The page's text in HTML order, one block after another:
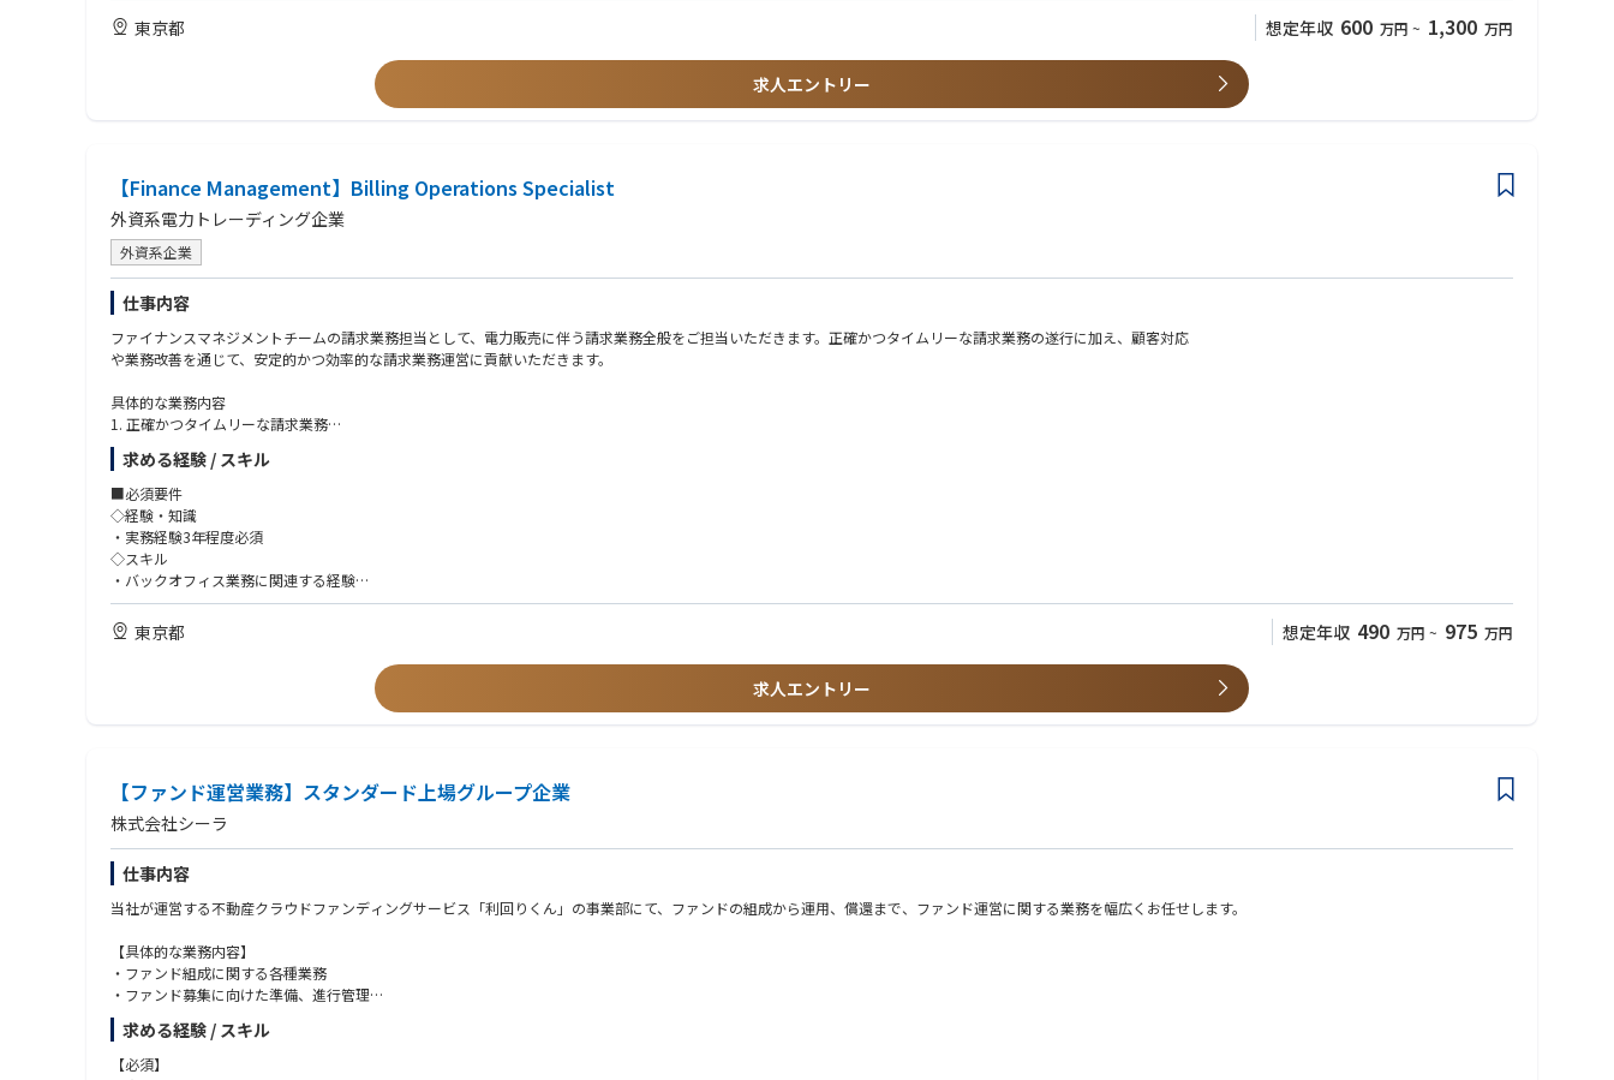
3.その他、直属の上長が命ずる業務および会社の定める業務
JERAグループは、国内電力市場での安定的な基盤を持ちつつ、再生エネルギーやLNG分野への新規投資・国外販売といった新たなチャレンジも行っています。国内電力販売市場の自由化と、LNG販売市場の拡大に伴
１．定められたルールの遵守・管理に留まらず、応用的な信用リスク管理の知識・経験があること
・信用リスク管理に関するルール・規定の企画・制定・改廃に携わった経験
・グループ会社のリスク管理体制構築・管理に携わった経験
２．信用リスク計測に関する知識・経験があること
・信用格付モデルに関する基礎的な知識・理解
東京都 想定年収 600 万円 ~ 1,300 万円
求人エントリー
【Finance Management】Billing Operations Specialist
外資系電力トレーディング企業
外資系企業
仕事内容
ファイナンスマネジメントチームの請求業務担当として、電力販売に伴う請求業務全般をご担当いただきます。正確かつタイムリーな請求業務の遂行に加え、顧客対応
や業務改善を通じて、安定的かつ効率的な請求業務運営に貢献いただきます。
具体的な業務内容
1. 正確かつタイムリーな請求業務
・電力取引データに基づく請求書の作成
・請求書の発行・送付および進捗管理
・請求関連データの確認および管理
2. 顧客対応
・請求書に関する顧客からの問い合わせ対応
・請求内容の確認・調整に関する顧客対応
・関連部署と連携した請求関連事項への対応
・請求業務フローの見直しおよび改善提案
・業務効率化・品質向上に向けた施策の推進
・卸売電力取引に関する請求業務のサポート
・顧客情報（主に連絡先情報）の管理・更新
求める経験 / スキル
■必須要件
◇経験・知識
・実務経験3年程度必須
◇スキル
・バックオフィス業務に関連する経験
・中級レベルの英語力
・Microsoft Word、Excelを含むMS Officeツールの操作スキル
◇マインド面
・自律的に業務を遂行できること。ハンズオンで仕事をすることに抵抗の無い方。臨機応変に対応いただける方
・優れたコミュニケーション能力と異文化理解力
・柔軟性があり、チームワークを重視できること
■歓迎要件
◇経験・知識
・小売電気事業者または電力取引会社での勤務経験があれば尚可
◇スキル
・PC操作に習熟していることが望ましい
東京都 想定年収 490 万円 ~ 975 万円
求人エントリー
【ファンド運営業務】スタンダード上場グループ企業
株式会社シーラ
仕事内容
当社が運営する不動産クラウドファンディングサービス「利回りくん」の事業部にて、ファンドの組成から運用、償還まで、ファンド運営に関する業務を幅広くお任せします。
【具体的な業務内容】
・ファンド組成に関する各種業務
・ファンド募集に向けた準備、進行管理
・契約締結前書面、契約成立時書面等の作成・確認
・ファンドの期中管理
・配当、償還に関する業務
求める経験 / スキル
【必須】